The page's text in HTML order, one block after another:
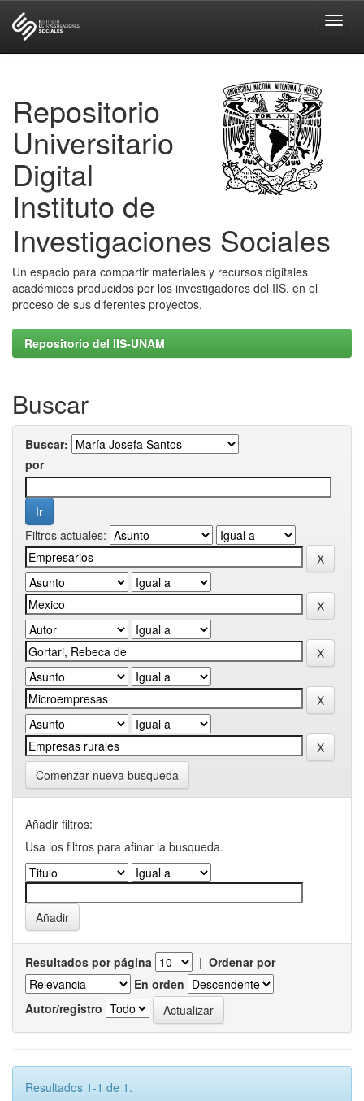
Repositorio
Universitario
Digital
Instituto de
Investigaciones Sociales
Un espacio para compartir materiales y recursos digitales
académicos producidos por los investigadores del IIS, en el
proceso de sus diferentes proyectos.
Repositorio del IIS-UNAM
Buscar
Buscar:
por
Filtros actuales:
Comenzar nueva busqueda
Añadir filtros:
Usa los filtros para afinar la busqueda.
Resultados por página | Ordenar por
En orden
Autor/registro
Resultados 1-1 de 1.